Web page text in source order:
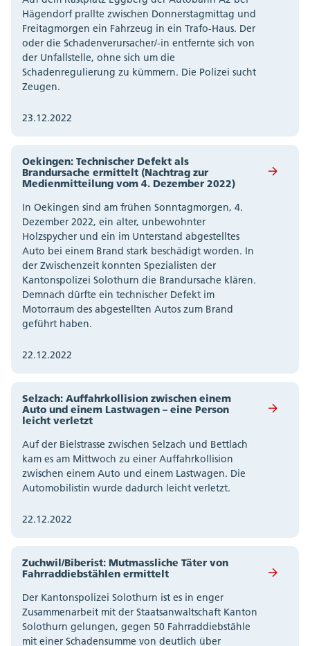
Hägendorf prallte zwischen Donnerstagmittag und
Freitagmorgen ein Fahrzeug in ein Trafo-Haus. Der
oder die Schadenverursacher/-in entfernte sich von
der Unfallstelle, ohne sich um die
Schadenregulierung zu kümmern. Die Polizei sucht
Zeugen.
23.12.2022
Oekingen: Technischer Defekt als
Brandursache ermittelt (Nachtrag zur
Medienmitteilung vom 4. Dezember 2022)
In Oekingen sind am frühen Sonntagmorgen, 4.
Dezember 2022, ein alter, unbewohnter
Holzspycher und ein im Unterstand abgestelltes
Auto bei einem Brand stark beschädigt worden. In
der Zwischenzeit konnten Spezialisten der
Kantonspolizei Solothurn die Brandursache klären.
Demnach dürfte ein technischer Defekt im
Motorraum des abgestellten Autos zum Brand
geführt haben.
22.12.2022
Selzach: Auffahrkollision zwischen einem
Auto und einem Lastwagen – eine Person
leicht verletzt
Auf der Bielstrasse zwischen Selzach und Bettlach
kam es am Mittwoch zu einer Auffahrkollision
zwischen einem Auto und einem Lastwagen. Die
Automobilistin wurde dadurch leicht verletzt.
22.12.2022
Zuchwil/Biberist: Mutmassliche Täter von
Fahrraddiebstählen ermittelt
Der Kantonspolizei Solothurn ist es in enger
Zusammenarbeit mit der Staatsanwaltschaft Kanton
Solothurn gelungen, gegen 50 Fahrraddiebstähle
mit einer Schadensumme von deutlich über